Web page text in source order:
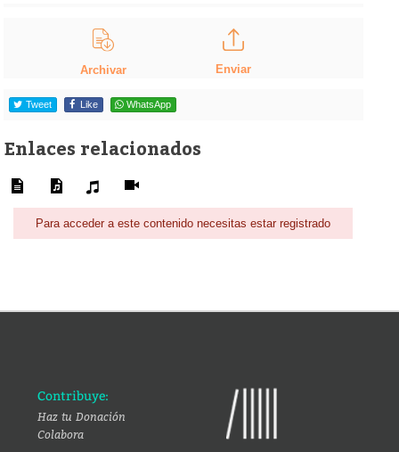
Archivar Enviar
Tweet Like WhatsApp
Enlaces relacionados
Para acceder a este contenido necesitas estar registrado
Contribuye:
Haz tu Donación
Colabora